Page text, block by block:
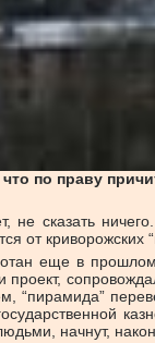
по праву
сказать
от криворожских
еще в
начнут,